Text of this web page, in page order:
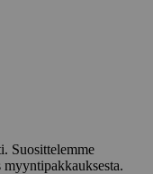
Suosittelemme